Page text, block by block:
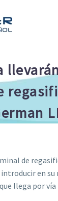
de
en su
llega por